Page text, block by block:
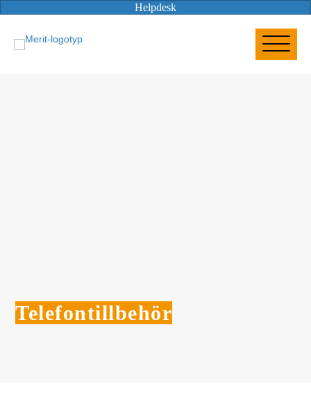
Helpdesk
Telefontillbehör